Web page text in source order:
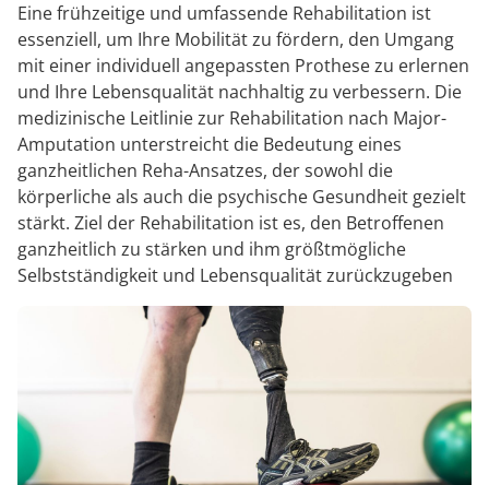
Eine frühzeitige und umfassende Rehabilitation ist
essenziell, um Ihre Mobilität zu fördern, den Umgang
mit einer individuell angepassten Prothese zu erlernen
und Ihre Lebensqualität nachhaltig zu verbessern. Die
medizinische Leitlinie zur Rehabilitation nach Major-
Amputation unterstreicht die Bedeutung eines
ganzheitlichen Reha-Ansatzes, der sowohl die
körperliche als auch die psychische Gesundheit gezielt
stärkt. Ziel der Rehabilitation ist es, den Betroffenen
ganzheitlich zu stärken und ihm größtmögliche
Selbstständigkeit und Lebensqualität zurückzugeben